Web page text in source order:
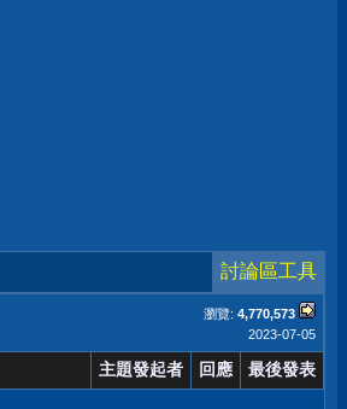
討論區工具
瀏覽: 4,770,573
2023-07-05
主題發起者 回應 最後發表